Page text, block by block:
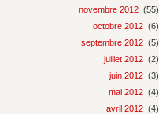
novembre 2012 (55)
octobre 2012 (6)
septembre 2012 (5)
juillet 2012 (2)
juin 2012 (3)
mai 2012 (4)
avril 2012 (4)